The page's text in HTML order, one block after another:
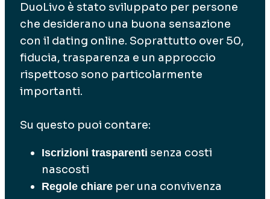
DuoLivo è stato sviluppato per persone
che desiderano una buona sensazione
con il dating online. Soprattutto over 50,
fiducia, trasparenza e un approccio
rispettoso sono particolarmente
importanti.
Su questo puoi contare:
Iscrizioni trasparenti senza costi
nascosti
Regole chiareper una convivenza